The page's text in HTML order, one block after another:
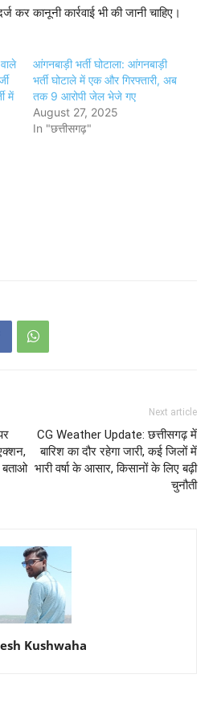
कानूनी कार्रवाई भी की जानी चाहिए।
में
आंगनबाड़ी भर्ती घोटाला: आंगनबाड़ी
भर्ती घोटाले में एक और गिरफ्तारी, अब
तक 9 आरोपी जेल भेजे गए
August 27, 2025
In "छत्तीसगढ़"
बताओ
Next article
CG Weather Update: छत्तीसगढ़ में
बारिश का दौर रहेगा जारी, कई जिलों में
भारी वर्षा के आसार, किसानों के लिए बढ़ी
चुनौती
Kushwaha